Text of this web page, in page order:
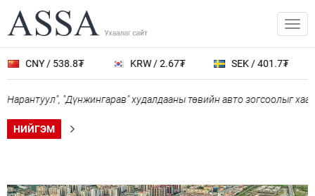
/ 538.8₮ KRW / 2.67₮ SEK / 401.7₮
"Дүнжингарав" худалдааны төвийн авто зогсоолыг хаана
НИЙГЭМ